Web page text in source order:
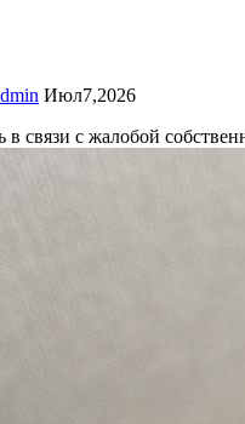
Июл7,2026
в связи с жалобой